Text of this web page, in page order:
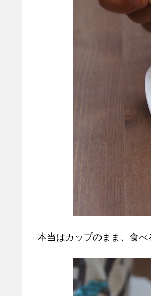
本当はカップのまま、食べ